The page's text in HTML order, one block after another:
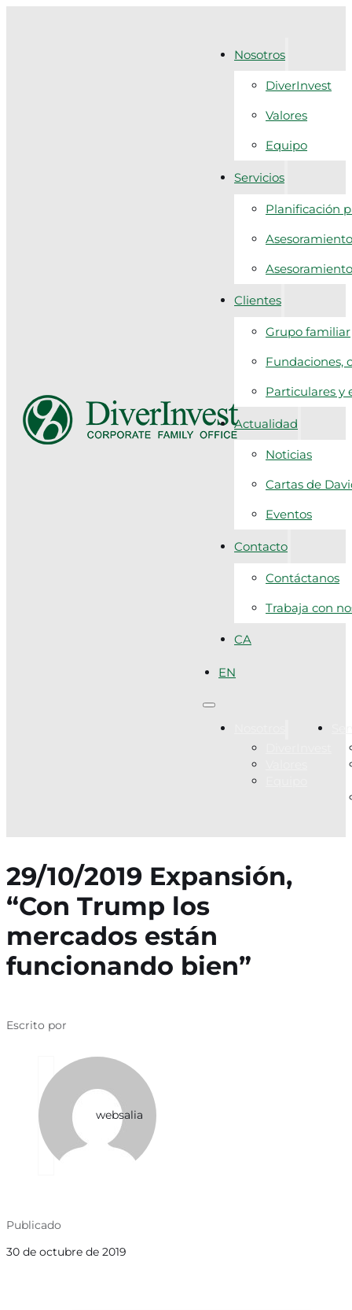
Nosotros
DiverInvest
Valores
Equipo
Servicios
Planificación
Clientes
Grupo familiar
Fundaciones,
Particulares y
Actualidad
Noticias
Cartas de
Eventos
Contacto
Contáctanos
Trabaja con
CA
EN
29/10/2019 Expansión,
“Con Trump los
mercados están
funcionando bien”
Escrito por
websalia
Publicado
30 de octubre de 2019